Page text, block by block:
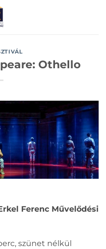
Othello
Ferenc Művelődési
szünet nélkül